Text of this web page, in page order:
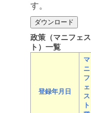
す。
政策（マニフェス
ト）一覧
登録年月日
マ
ニ
フ
ェ
ス
ト